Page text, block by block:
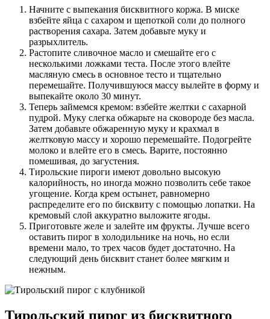
Начните с выпекания бисквитного коржа. В миске
взбейте яйца с сахаром и щепоткой соли до полного
растворения сахара. Затем добавьте муку и
разрыхлитель.
Растопите сливочное масло и смешайте его с
несколькими ложками теста. После этого влейте
масляную смесь в основное тесто и тщательно
перемешайте. Получившуюся массу вылейте в форму и
выпекайте около 30 минут.
Теперь займемся кремом: взбейте желтки с сахарной
пудрой. Муку слегка обжарьте на сковороде без масла.
Затем добавьте обжаренную муку и крахмал в
желтковую массу и хорошо перемешайте. Подогрейте
молоко и влейте его в смесь. Варите, постоянно
помешивая, до загустения.
Тирольские пироги имеют довольно высокую
калорийность, но иногда можно позволить себе такое
угощение. Когда крем остынет, равномерно
распределите его по бисквиту с помощью лопатки. На
кремовый слой аккуратно выложите ягоды.
Приготовьте желе и залейте им фрукты. Лучше всего
оставить пирог в холодильнике на ночь, но если
времени мало, то трех часов будет достаточно. На
следующий день бисквит станет более мягким и
нежным.
Тирольский пирог из бисквитного